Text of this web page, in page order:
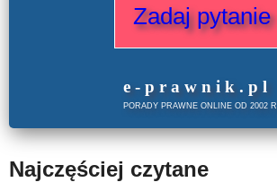
Zadaj pytanie
e -prawnik . pl
PORADY PRAWNE ONLINE OD 2002 R.
Najczęściej czytane